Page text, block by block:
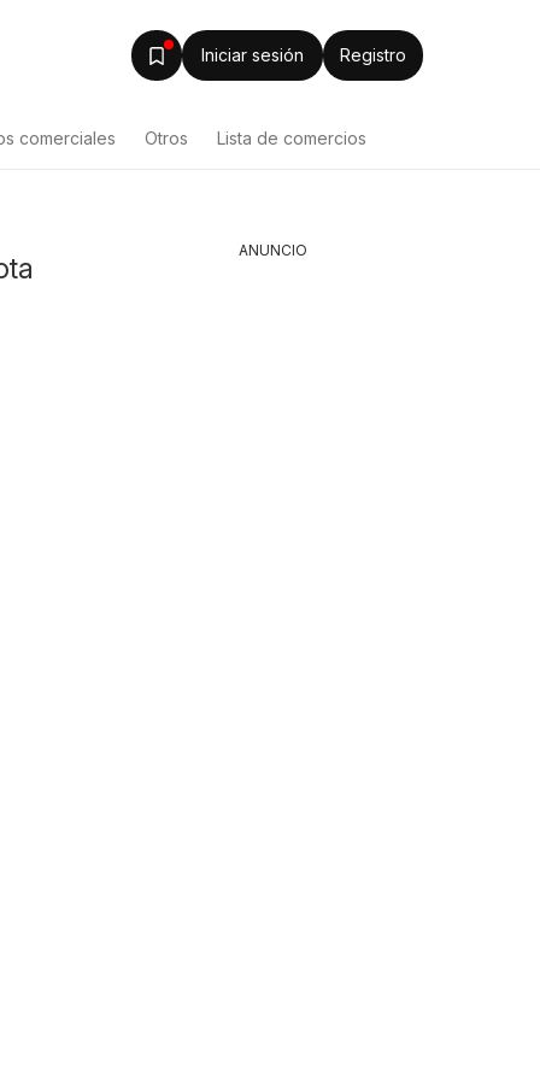
Iniciar sesión Registro
comerciales Otros Lista de comercios
ANUNCIO